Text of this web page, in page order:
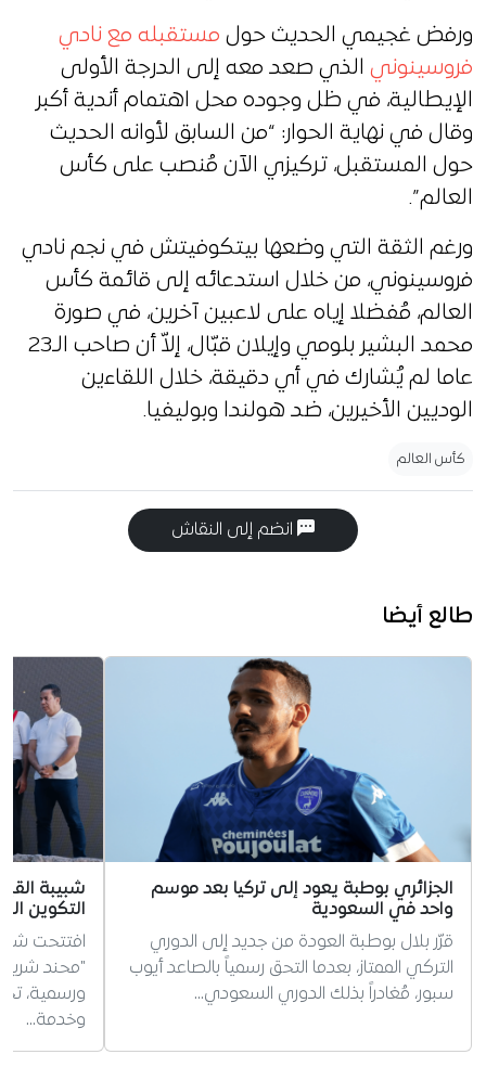
ورفض غجيمي الحديث حول مستقبله مع نادي
فروسينوني الذي صعد معه إلى الدرجة الأولى
الإيطالية، في ظل وجوده محل اهتمام أندية أكبر
وقال في نهاية الحوار: “من السابق لأوانه الحديث
حول المستقبل، تركيزي الآن مُنصب على كأس
العالم”.
ورغم الثقة التي وضعها بيتكوفيتش في نجم نادي
فروسينوني، من خلال استدعائه إلى قائمة كأس
العالم، مُفضلا إياه على لاعبين آخرين، في صورة
محمد البشير بلومي وإيلان قبّال، إلاّ أن صاحب الـ23
عاما لم يُشارك في أي دقيقة، خلال اللقاءين
الوديين الأخيرين، ضد هولندا وبوليفيا.
كأس العالم
انضم إلى النقاش
طالع أيضا
الجزائري بوطبة يعود إلى تركيا بعد موسم
واحد في السعودية
قرّر بلال بوطبة العودة من جديد إلى الدوري
التركي الممتاز، بعدما التحق رسمياً بالصاعد أيوب
سبور، مُغادراً بذلك الدوري السعودي…
شبيبة
التكوين
افتتحت
"محند
ورسمية،
وخدمة…